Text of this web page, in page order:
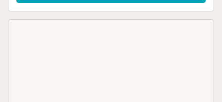
relajen, con camas de calidad y generoso espacio de